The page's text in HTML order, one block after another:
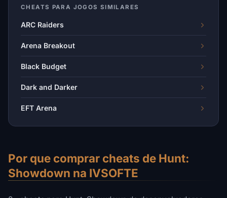
CHEATS PARA JOGOS SIMILARES
ARC Raiders
Arena Breakout
Black Budget
Dark and Darker
EFT Arena
Por que comprar cheats de Hunt:
Showdown na IVSOFTE